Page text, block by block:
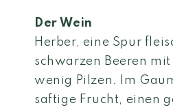
Der Wein
Herber, eine Spur
schwarzen Beeren
wenig Pilzen. Im
saftige Frucht, einen